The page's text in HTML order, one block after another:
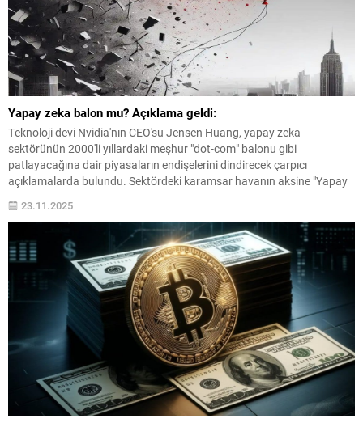
Yapay zeka balon mu? Açıklama geldi:
Teknoloji devi Nvidia'nın CEO'su Jensen Huang, yapay zeka
sektörünün 2000'li yıllardaki meşhur "dot-com" balonu gibi
patlayacağına dair piyasaların endişelerini dindirecek çarpıcı
açıklamalarda bulundu. Sektördeki karamsar havanın aksine "Yapay
23.11.2025